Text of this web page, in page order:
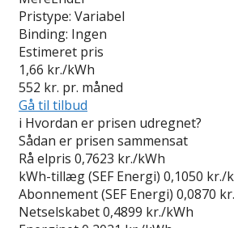
Pristype: Variabel
Binding: Ingen
Estimeret pris
1,66 kr./kWh
552 kr. pr. måned
Gå til tilbud
i Hvordan er prisen udregnet?
Sådan er prisen sammensat
Rå elpris 0,7623 kr./kWh
kWh-tillæg (SEF Energi) 0,1050 kr./
Abonnement (SEF Energi) 0,0870
Netselskabet0,4899 kr./kWh